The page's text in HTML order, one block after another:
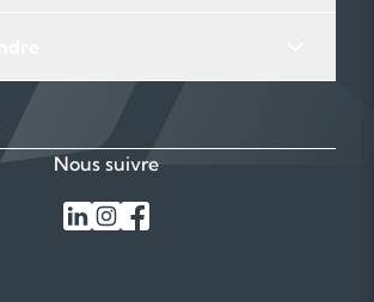
Nous suivre